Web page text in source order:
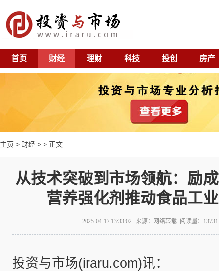
首页 财经 理财 科技 投创 房产
主页 > 财经 > > 正文
从技术突破到市场领航：励
营养强化剂推动食品工
2025-04-17 13:33:02 来源：网络转载 阅读量：
投资与市场(iraru.com)讯：